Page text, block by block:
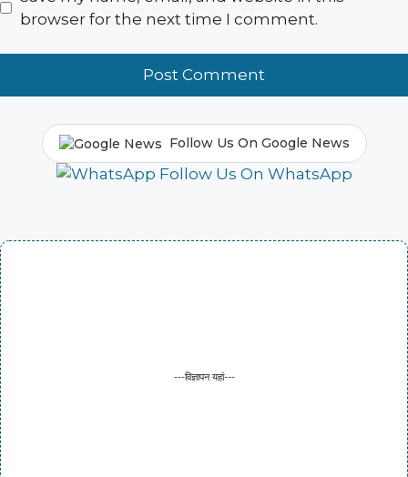
browser for the next time I comment.
Follow Us On Google News
Follow Us On WhatsApp
---विज्ञापन यहां---